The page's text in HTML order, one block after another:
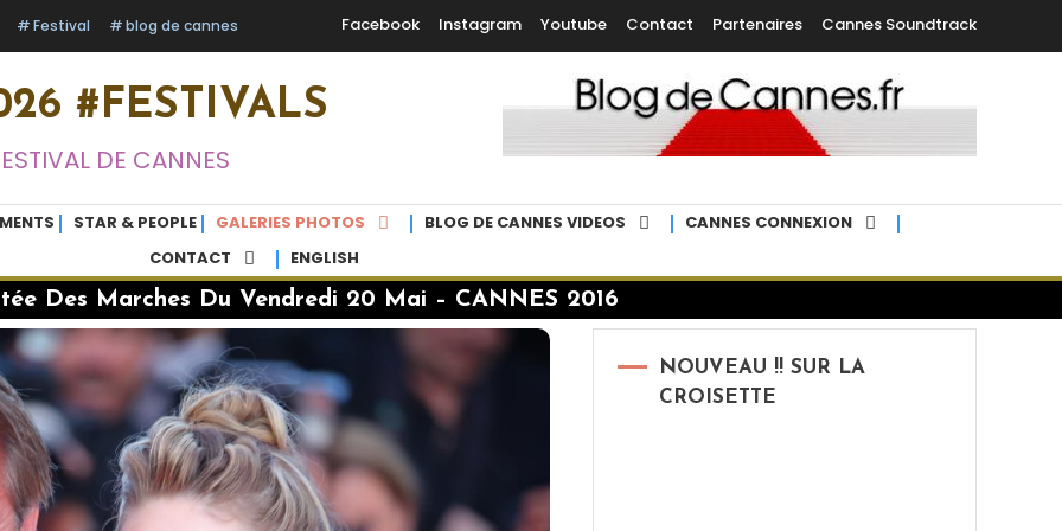
Festival blog de cannes Facebook Instagram Youtube Contact Partenaires Cannes Soundtrack
#FESTIVALS
DE CANNES
STAR & PEOPLE GALERIES PHOTOS BLOG DE CANNES VIDEOS
CANNES CONNEXION
CONTACT
ENGLISH
Des Marches Du Vendredi 20 Mai – CANNES 2016
NOUVEAU !! SUR LA
CROISETTE